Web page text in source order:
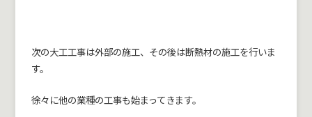
次の大工工事は外部の施工、その後は断熱材の施工を行いま
す。
徐々に他の業種の工事も始まってきます。